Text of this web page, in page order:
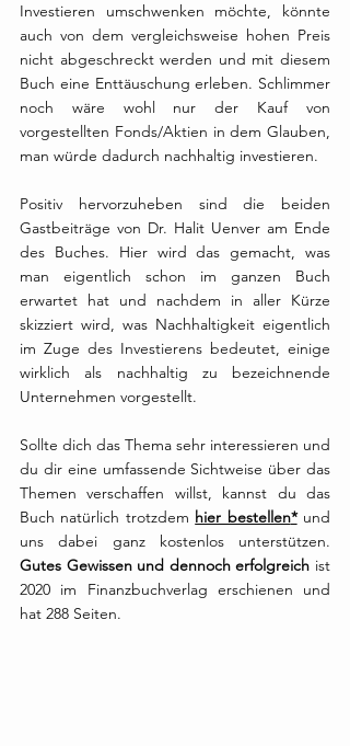
Investieren umschwenken möchte, könnte
auch von dem vergleichsweise hohen Preis
nicht abgeschreckt werden und mit diesem
Buch eine Enttäuschung erleben. Schlimmer
noch wäre wohl nur der Kauf von
vorgestellten Fonds/Aktien in dem Glauben,
man würde dadurch nachhaltig investieren.
Positiv hervorzuheben sind die beiden
Gastbeiträge von Dr. Halit Uenver am Ende
des Buches. Hier wird das gemacht, was
man eigentlich schon im ganzen Buch
erwartet hat und nachdem in aller Kürze
skizziert wird, was Nachhaltigkeit eigentlich
im Zuge des Investierens bedeutet, einige
wirklich als nachhaltig zu bezeichnende
Unternehmen vorgestellt.
Sollte dich das Thema sehr interessieren und
du dir eine umfassende Sichtweise über das
Themen verschaffen willst, kannst du das
Buch natürlich trotzdem hier bestellen* und
Gutes Gewissen und dennoch erfolgreich ist
2020 im Finanzbuchverlag erschienen und
hat 288 Seiten.